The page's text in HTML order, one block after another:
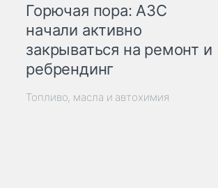
Горючая пора: АЗС
начали активно
закрываться на ремонт и
ребрендинг
Топливо, масла и автохимия